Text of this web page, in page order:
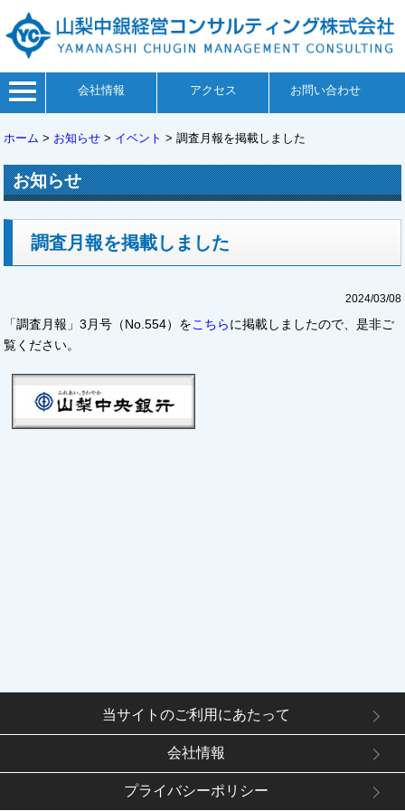
会社情報 アクセス お問い合わせ
ホーム > お知らせ > イベント >調査月報を掲載しました
お知らせ
調査月報を掲載しました
2024/03/08
「調査月報」3月号（No.554）をこちらに掲載しましたので、是非ご
覧ください。
当サイトのご利用にあたって
会社情報
プライバシーポリシー